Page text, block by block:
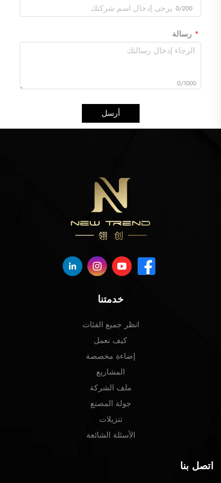
0/200
رسالة
0/1000
أرسل
خدمتنا
انظر جميع الفئات
كيف نعمل
إضاءة مخصصة
المشاريع
ملف الشركة
جولة المصنع
تنزيلات
الأسئلة الشائعة
اتصل بنا